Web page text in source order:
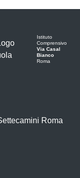
Istituto
Comprensivo
Via Casal
Bianco
Roma
Roma